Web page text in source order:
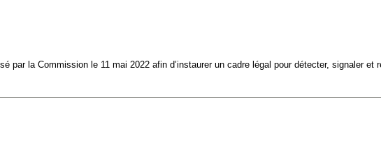
par la Commission le 11 mai 2022 afin d’instaurer un cadre légal pour détecter, signaler et